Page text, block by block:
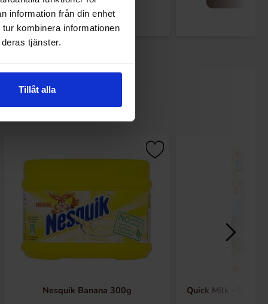
information från din enhet
kombinera informationen
tjänster.
Tillåt alla
Nesquik Banana 300g Quick Milk - Tutti